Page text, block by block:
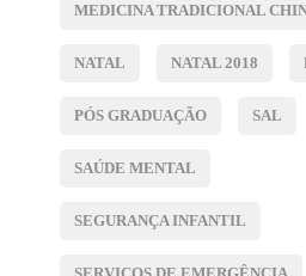
MEDICINA TRADICIONAL
NATAL NATAL 2018
PÓS GRADUAÇÃO SAL
SAÚDE MENTAL
SEGURANÇA INFANTIL